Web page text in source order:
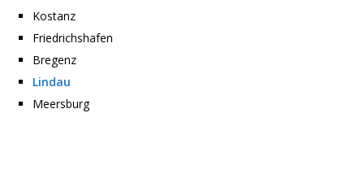
Kostanz
Friedrichshafen
Bregenz
Lindau
Meersburg